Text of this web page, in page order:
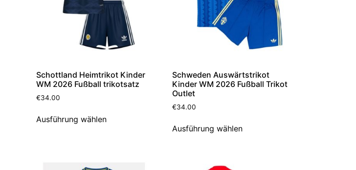
Schottland Heimtrikot Kinder
WM 2026 Fußball trikotsatz
€34.00
Ausführung wählen
Schweden Auswärtstrikot
Kinder WM 2026 Fußball Trikot
Outlet
€34.00
Ausführung wählen